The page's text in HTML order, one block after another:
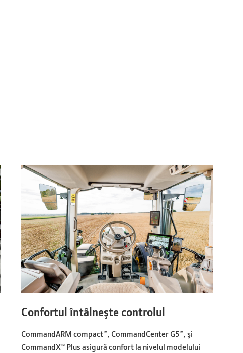
Confortul întâlneşte controlul
CommandARM compact™, CommandCenter G5™, şi
CommandX™ Plus asigură confort la nivelul modelului